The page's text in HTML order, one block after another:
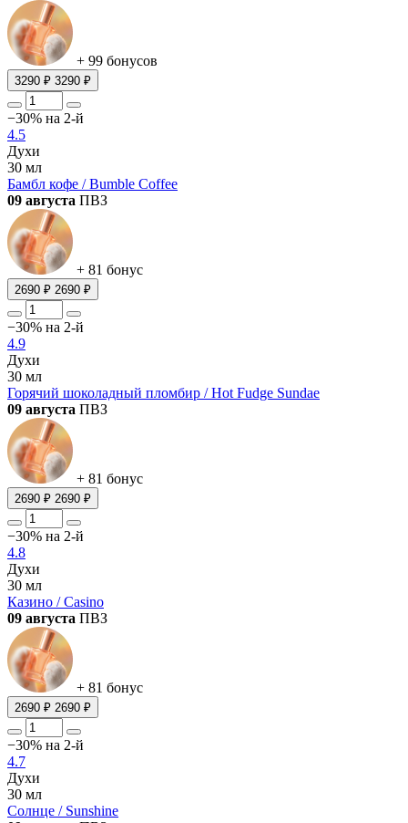
+ 99 бонусов
3290 ₽ 3290 ₽
−30% на 2-й
4.5
Духи
30 мл
Бамбл кофе / Bumble Coffee
09 августа ПВЗ
+ 81 бонус
2690 ₽ 2690 ₽
−30% на 2-й
4.9
Духи
30 мл
Горячий шоколадный пломбир / Hot Fudge Sundae
09 августа ПВЗ
+ 81 бонус
2690 ₽ 2690 ₽
−30% на 2-й
4.8
Духи
30 мл
Казино / Casino
09 августа ПВЗ
+ 81 бонус
2690 ₽ 2690 ₽
−30% на 2-й
4.7
Духи
30 мл
Солнце / Sunshine